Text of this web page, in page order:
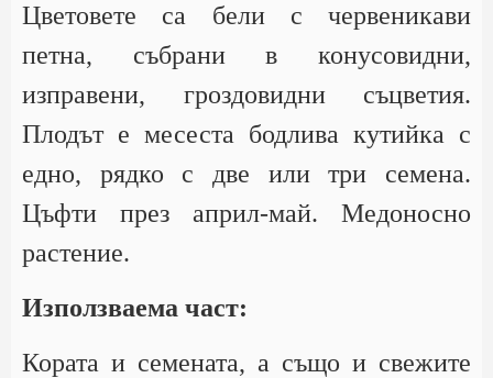
Цветовете са бели с червеникави
петна, събрани в конусовидни,
изправени, гроздовидни съцветия.
Плодът е месеста бодлива кутийка с
едно, рядко с две или три семена.
Цъфти през април-май. Медоносно
растение.
Използваема част:
Кората и семената, а също и свежите